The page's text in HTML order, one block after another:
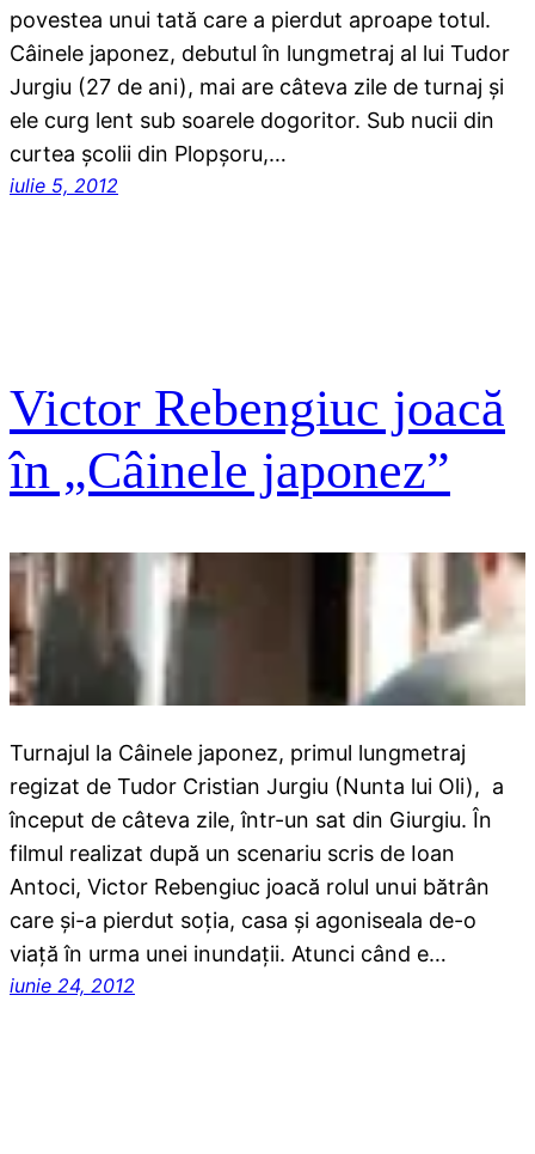
povestea unui tată care a pierdut aproape totul.
Câinele japonez, debutul în lungmetraj al lui Tudor
Jurgiu (27 de ani), mai are câteva zile de turnaj şi
ele curg lent sub soarele dogoritor. Sub nucii din
curtea şcolii din Plopşoru,…
iulie 5, 2012
Victor Rebengiuc joacă
în „Câinele japonez”
Turnajul la Câinele japonez, primul lungmetraj
regizat de Tudor Cristian Jurgiu (Nunta lui Oli), a
început de câteva zile, într-un sat din Giurgiu. În
filmul realizat după un scenariu scris de Ioan
Antoci, Victor Rebengiuc joacă rolul unui bătrân
care şi-a pierdut soţia, casa şi agoniseala de-o
viaţă în urma unei inundaţii. Atunci când e…
iunie 24, 2012